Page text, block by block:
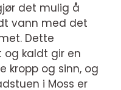
det mulig å
vann med det
Dette
og kaldt gir en
kropp og sinn, og
i Moss er